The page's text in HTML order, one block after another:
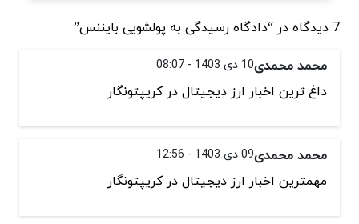
7 دیدگاه در “دادگاه رسیدگی به پولشویی بایننس”
محمد محمدی10 دی 1403 - 08:07
داغ ترین اخبار ارز دیجیتال در کریپتونگار
محمد محمدی09 دی 1403 - 12:56
مهمترین اخبار ارز دیجیتال در کریپتونگار